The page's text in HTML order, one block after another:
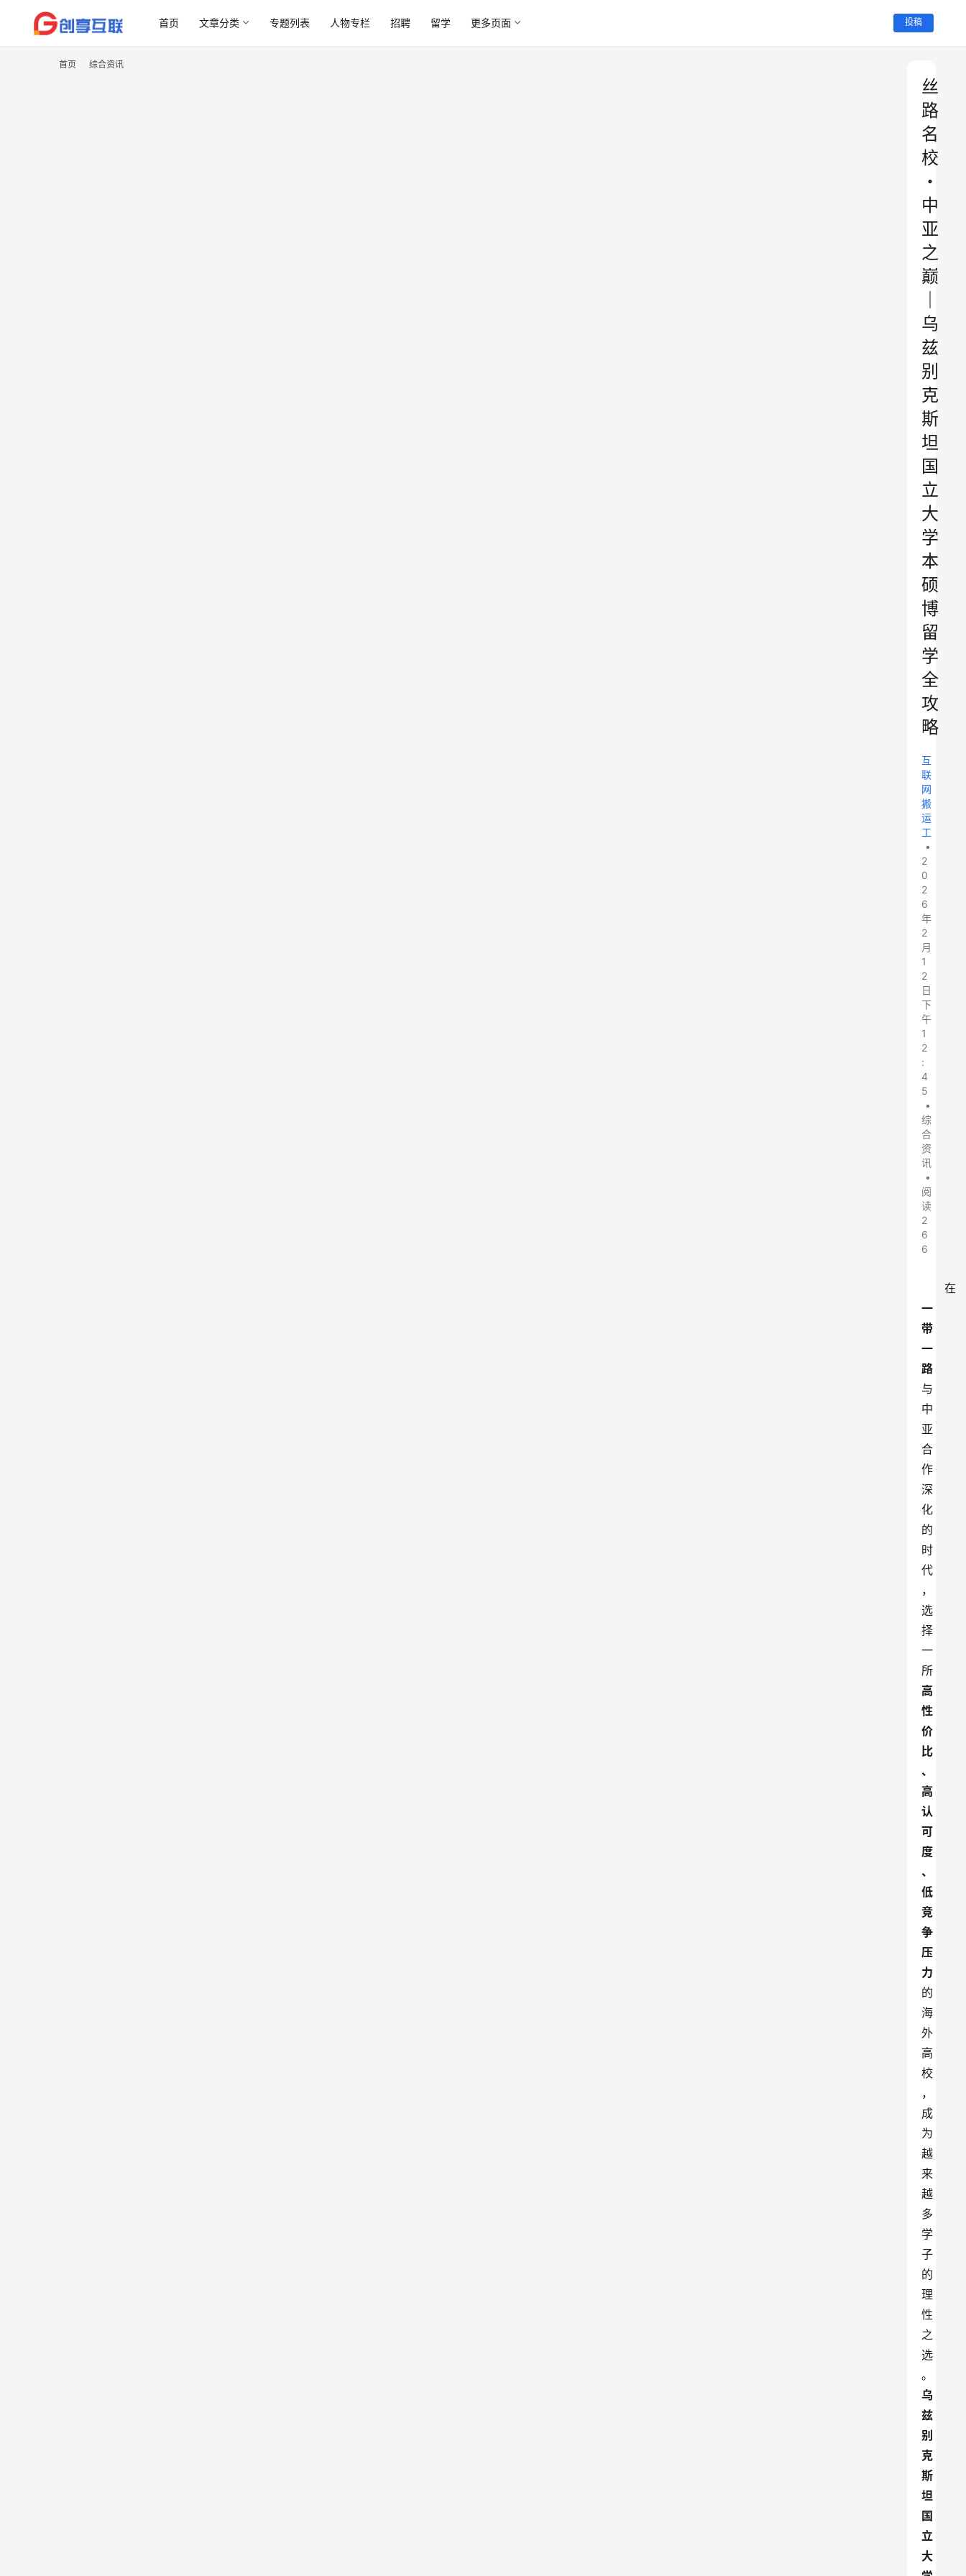
首页 文章分类 专题列表 人物专栏 招聘 留学 更多页面 投稿
首页 综合资讯
丝
路
名
校
・
中
亚
之
巅
乌
兹
别
克
斯
坦
国
立
大
学
本
硕
博
留
学
全
攻
略
互
联
网
搬
运
工
•
2
0
2
6
年
2
月
1
2
日
下
午
1
2
:
4
5
•
综
合
资
讯
•
阅
读
2
6
6
在
一
带
一
路
与
中
亚
合
作
深
化
的
时
代
，
选
择
一
所
高
性
价
比
、
高
认
可
度
、
低
竞
争
压
力
的
海
外
高
校
，
成
为
越
来
越
多
学
子
的
理
性
之
选
。
乌
兹
别
克
斯
坦
国
立
大